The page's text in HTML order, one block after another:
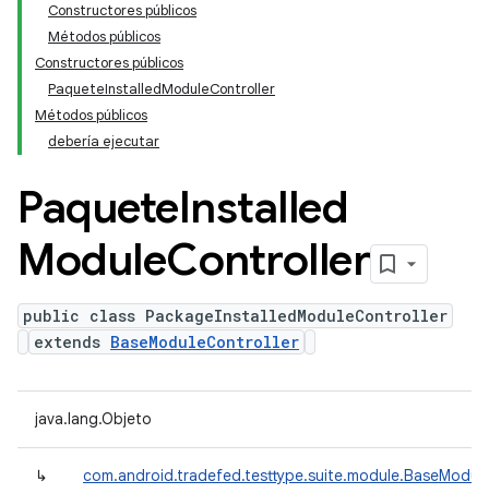
Constructores públicos
Métodos públicos
Constructores públicos
PaqueteInstalledModuleController
Métodos públicos
debería ejecutar
PaqueteInstalled
ModuleController
public class PackageInstalledModuleController
extends BaseModuleController
java.lang.Objeto
↳